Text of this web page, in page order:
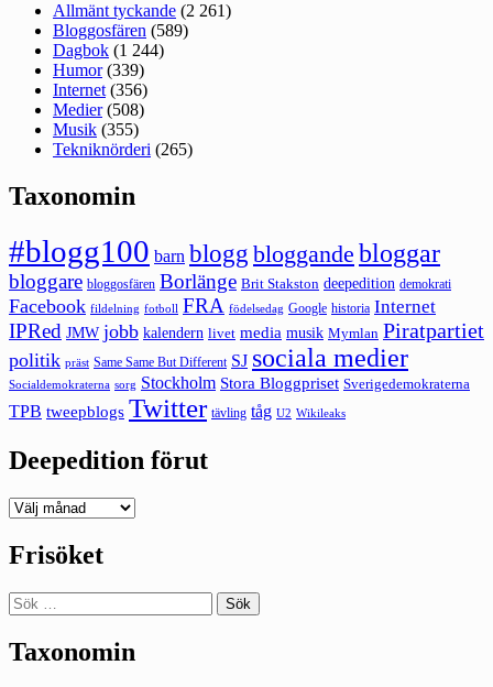
Allmänt tyckande (2 261)
Bloggosfären (589)
Dagbok (1 244)
Humor(339)
Internet (356)
Medier(508)
Musik (355)
Tekniknörderi (265)
Taxonomin
#blogg100 barn blogg bloggande bloggar
bloggare bloggosfären Borlänge Brit Stakston deepedition demokrati
Facebook fildelning fotboll FRA födelsedag Google historia Internet
IPRed JMW jobb kalendern livet media musik Mymlan Piratpartiet
politik präst Same Same But Different SJ sociala medier
Socialdemokraterna sorg Stockholm Stora Bloggpriset Sverigedemokraterna
TPB tweepblogs Twitter tävling tåg U2 Wikileaks
Deepedition förut
Deepedition
Frisöket
Sök
efter:
Taxonomin